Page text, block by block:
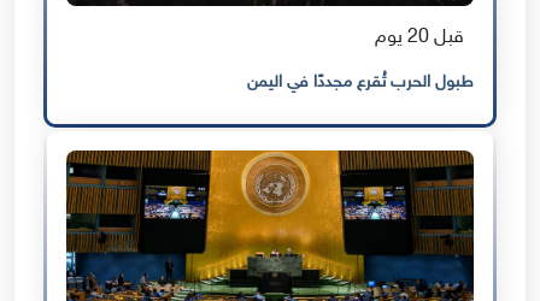
قبل 20 يوم
طبول الحرب تُقرع مجددًا في اليمن